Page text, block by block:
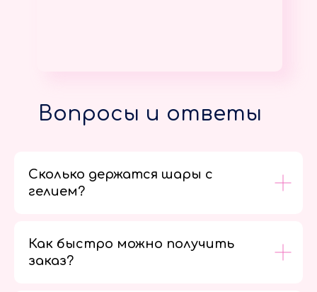
Вопросы и ответы
Сколько держатся шары с
гелием?
Как быстро можно получить
заказ?